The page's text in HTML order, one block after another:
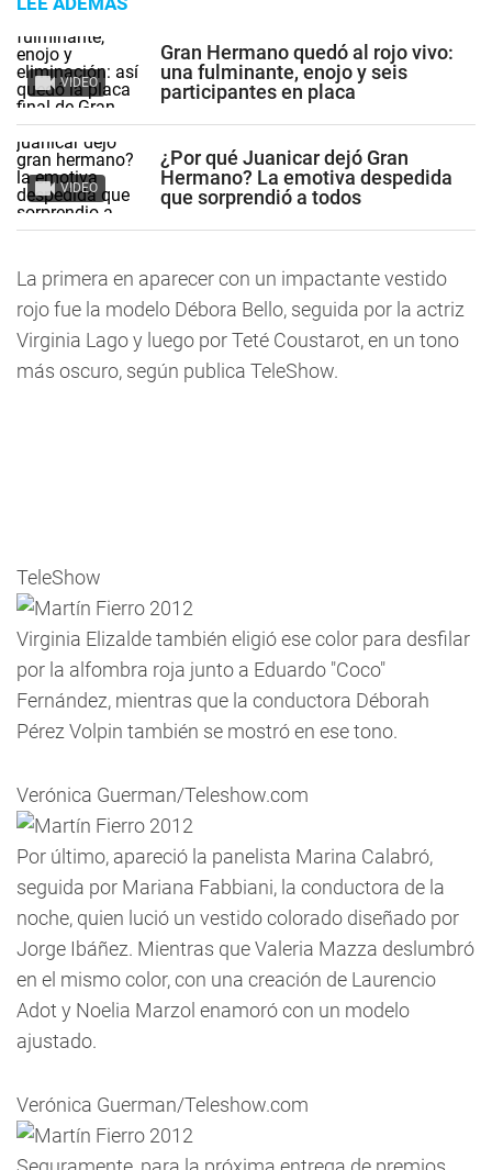
VIDEO
Gran Hermano quedó al rojo vivo:
una fulminante, enojo y seis
participantes en placa
VIDEO
¿Por qué Juanicar dejó Gran
Hermano? La emotiva despedida
que sorprendió a todos
La primera en aparecer con un impactante vestido
rojo fue la modelo Débora Bello, seguida por la actriz
Virginia Lago y luego por Teté Coustarot, en un tono
más oscuro, según publica TeleShow.
TeleShow
Virginia Elizalde también eligió ese color para desfilar
por la alfombra roja junto a Eduardo "Coco"
Fernández, mientras que la conductora Déborah
Pérez Volpin también se mostró en ese tono.
Verónica Guerman/Teleshow.com
Por último, apareció la panelista Marina Calabró,
seguida por Mariana Fabbiani, la conductora de la
noche, quien lució un vestido colorado diseñado por
Jorge Ibáñez. Mientras que Valeria Mazza deslumbró
en el mismo color, con una creación de Laurencio
Adot y Noelia Marzol enamoró con un modelo
ajustado.
Verónica Guerman/Teleshow.com